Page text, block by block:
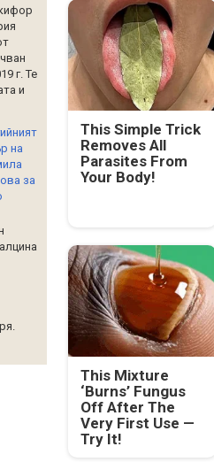
This Simple Trick
Removes All
Parasites From
Your Body!
This Mixture
‘Burns’ Fungus
Off After The
Very First Use —
Try It!
г. Те
и
на
за